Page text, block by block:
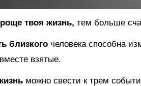
твоя жизнь, тем больше
близкого человека способна
взятые.
можно свести к трем